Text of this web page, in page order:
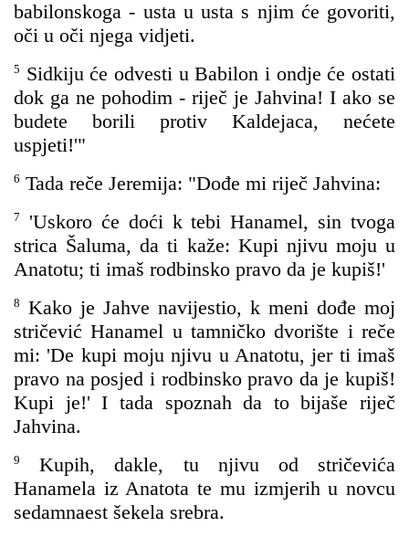
babilonskoga - usta u usta s njim će govoriti,
oči u oči njega vidjeti.
5 Sidkiju će odvesti u Babilon i ondje će ostati
dok ga ne pohodim - riječ je Jahvina! I ako se
budete borili protiv Kaldejaca, nećete
uspjeti!'"
6 Tada reče Jeremija: "Dođe mi riječ Jahvina:
7
'Uskoro će doći k tebi Hanamel, sin tvoga
strica Šaluma, da ti kaže: Kupi njivu moju u
Anatotu; ti imaš rodbinsko pravo da je kupiš!'
8
Kako je Jahve navijestio, k meni dođe moj
stričević Hanamel u tamničko dvorište i reče
mi: 'De kupi moju njivu u Anatotu, jer ti imaš
pravo na posjed i rodbinsko pravo da je kupiš!
Kupi je!' I tada spoznah da to bijaše riječ
Jahvina.
9
Kupih, dakle, tu njivu od stričevića
Hanamela iz Anatota te mu izmjerih u novcu
sedamnaest šekela srebra.